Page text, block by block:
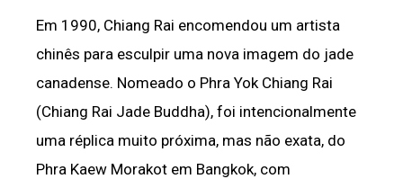
Em 1990, Chiang Rai encomendou um artista
chinês para esculpir uma nova imagem do jade
canadense. Nomeado o Phra Yok Chiang Rai
(Chiang Rai Jade Buddha), foi intencionalmente
uma réplica muito próxima, mas não exata, do
Phra Kaew Morakot em Bangkok, com